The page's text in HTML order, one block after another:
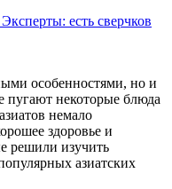
Эксперты: есть сверчков
особенностями, но и
некоторые блюда
немало
здоровье и
решили изучить
азиатских